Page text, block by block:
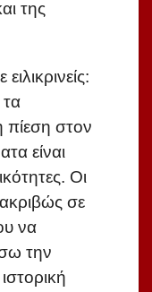
της
τα
πίεση στον
είναι
Οι
σε
να
την